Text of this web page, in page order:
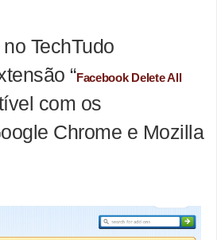
TechTudo
“Facebook Delete All
com os
Chrome e Mozilla